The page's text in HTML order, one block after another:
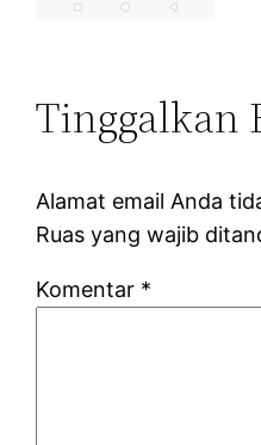
Tinggalkan
Alamat email Anda
Ruas yang wajib
Komentar *